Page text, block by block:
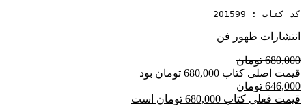
کد کتاب : 201599
انتشارات ظهور فن
680,000 تومان
قیمت اصلی کتاب 680,000 تومان بود
646,000 تومان
قیمت فعلی کتاب 680,000 تومان است